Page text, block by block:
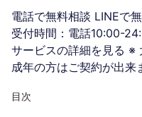
電話で無料相談 LINEで
受付時間：電話10:00-
サービスの詳細を見る ※
成年の方はご契約が出来
目次